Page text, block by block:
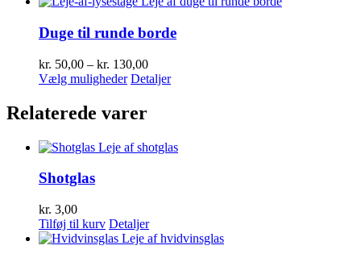
Duge til runde borde
kr. 50,00 – kr. 130,00Prisinterval:
kr. 50,00
Vælg muligheder Dette
flere
Mulighederne
Detaljer
Relaterede varer
Shotglas
kr. 3,00
Tilføj til kurv Detaljer